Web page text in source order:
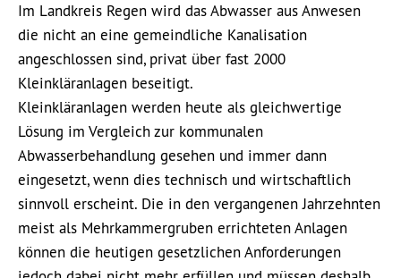
Im Landkreis Regen wird das Abwasser aus Anwesen
die nicht an eine gemeindliche Kanalisation
angeschlossen sind, privat über fast 2000
Kleinkläranlagen beseitigt.
Kleinkläranlagen werden heute als gleichwertige
Lösung im Vergleich zur kommunalen
Abwasserbehandlung gesehen und immer dann
eingesetzt, wenn dies technisch und wirtschaftlich
sinnvoll erscheint. Die in den vergangenen Jahrzehnten
meist als Mehrkammergruben errichteten Anlagen
können die heutigen gesetzlichen Anforderungen